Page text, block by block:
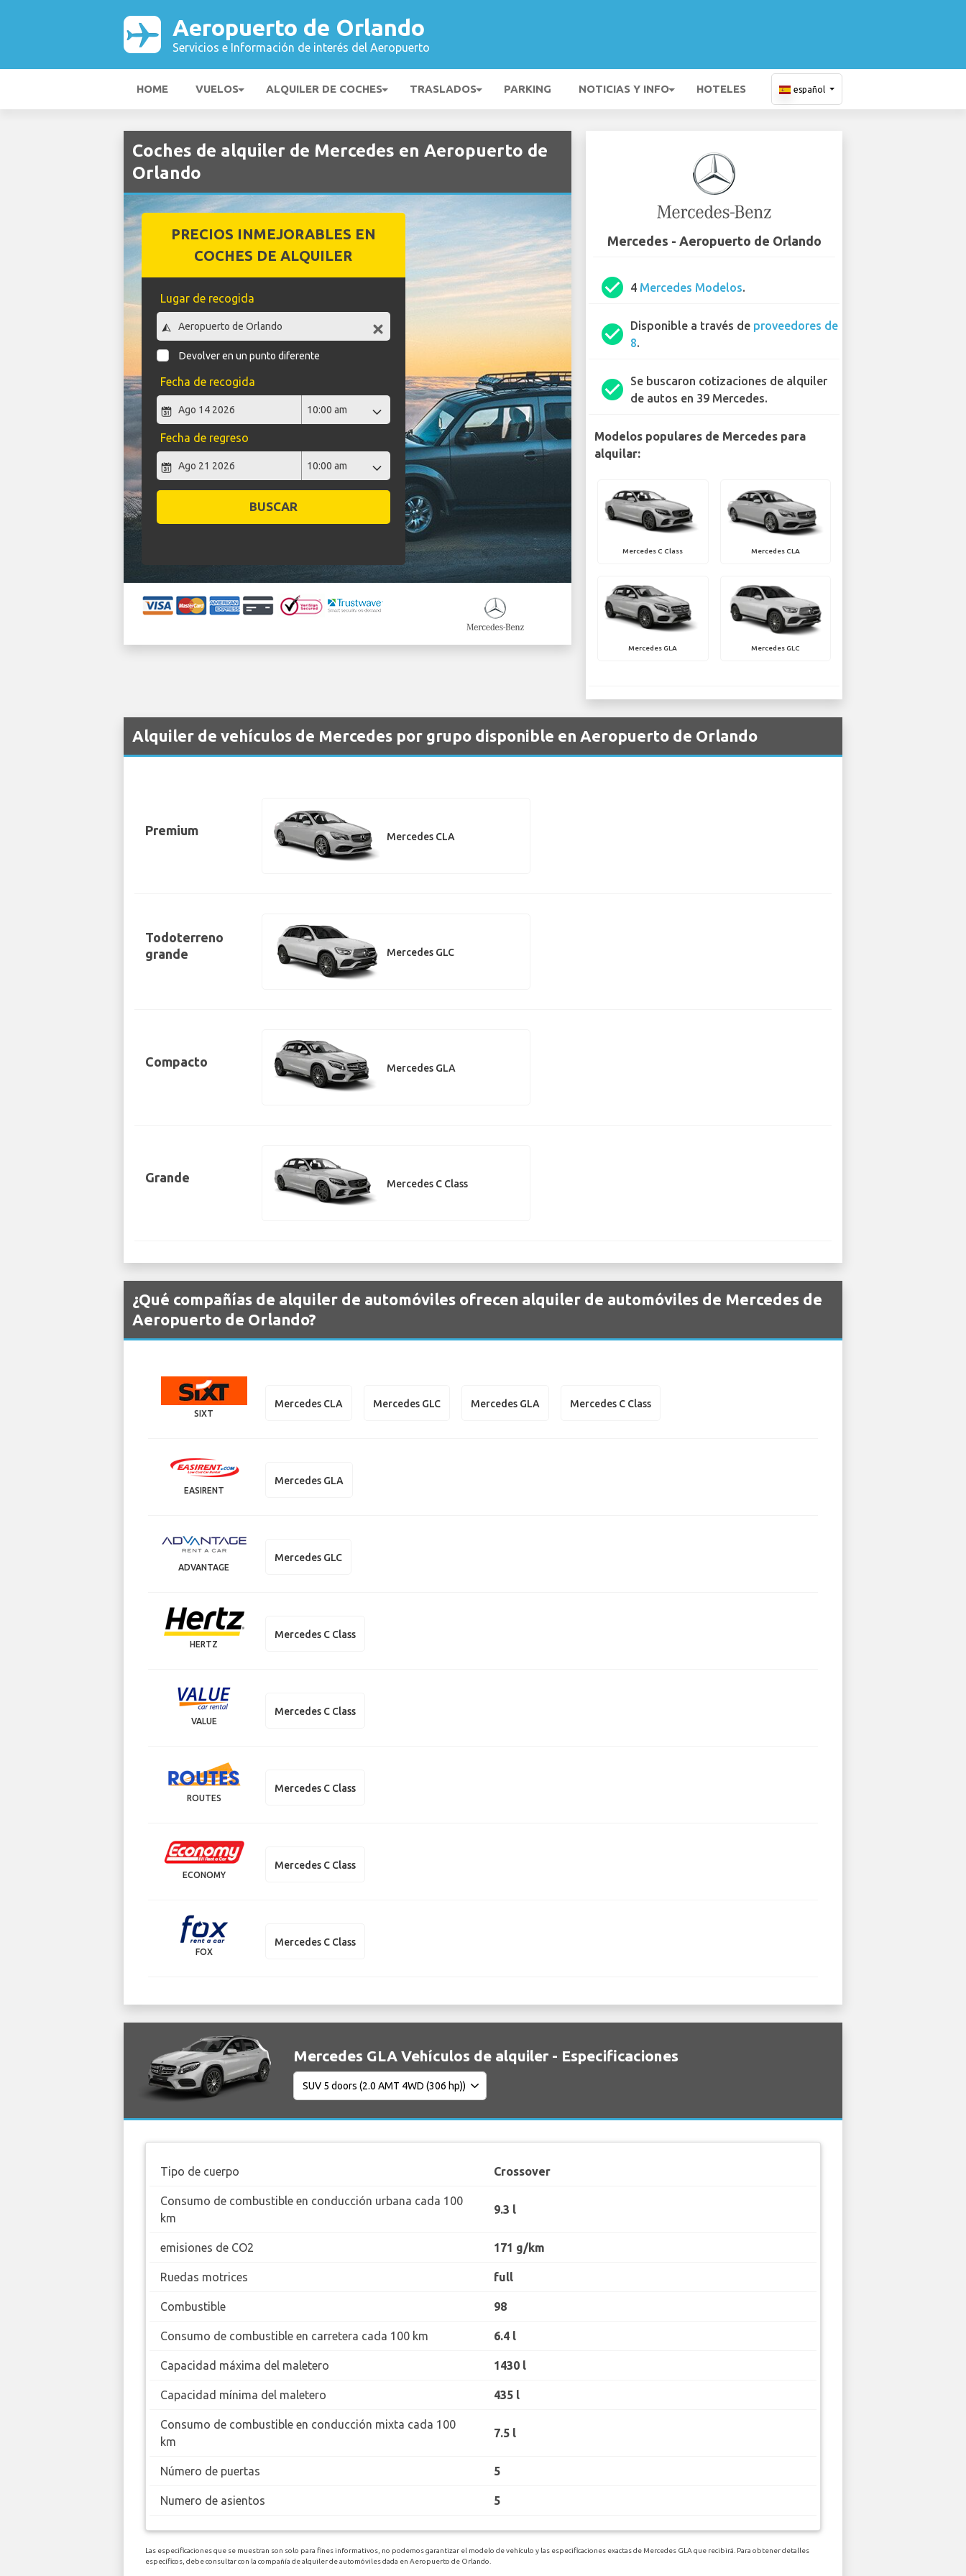
Aeropuerto de Orlando
Servicios e Información de interés del Aeropuerto
HOME VUELOS ALQUILER DE COCHES TRASLADOS PARKING NOTICIAS Y INFO HOTELES español
Coches de alquiler de Mercedes en Aeropuerto de
Orlando
PRECIOS INMEJORABLES EN
COCHES DE ALQUILER
Lugar de recogida
Devolver en un punto diferente
Fecha de recogida
Fecha de regreso
BUSCAR
Mercedes - Aeropuerto de Orlando
check_circle 4 Mercedes Modelos.
check_circle Disponible a través de proveedores de
8.
check_circle
Se buscaron cotizaciones de alquiler
de autos en 39 Mercedes.
Modelos populares de Mercedes para
alquilar:
Mercedes C Class Mercedes CLA
Mercedes GLA Mercedes GLC
Alquiler de vehículos de Mercedes por grupo disponible en Aeropuerto de Orlando
Premium Mercedes CLA
Todoterreno
grande
Mercedes GLC
Compacto Mercedes GLA
Grande Mercedes C Class
¿Qué compañías de alquiler de automóviles ofrecen alquiler de automóviles de Mercedes de
Aeropuerto de Orlando?
SIXT
Mercedes CLA Mercedes GLC Mercedes GLA Mercedes C Class
EASIRENT
Mercedes GLA
ADVANTAGE
Mercedes GLC
HERTZ
Mercedes C Class
VALUE
Mercedes C Class
ROUTES
Mercedes C Class
ECONOMY
Mercedes C Class
FOX
Mercedes C Class
Mercedes GLA Vehículos de alquiler - Especificaciones
Tipo de cuerpo Crossover
Consumo de combustible en conducción urbana cada 100
km
9.3 l
emisiones de CO2 171 g/km
Ruedas motrices full
Combustible 98
Consumo de combustible en carretera cada 100 km 6.4 l
Capacidad máxima del maletero 1430 l
Capacidad mínima del maletero 435 l
Consumo de combustible en conducción mixta cada 100
km
7.5 l
Número de puertas 5
Numero de asientos 5
Las especificaciones que se muestran son solo para fines informativos, no podemos garantizar el modelo de vehículo y las especificaciones exactas de Mercedes GLA que recibirá. Para obtener detalles
específicos, debe consultar con la compañía de alquiler de automóviles dada en Aeropuerto de Orlando.